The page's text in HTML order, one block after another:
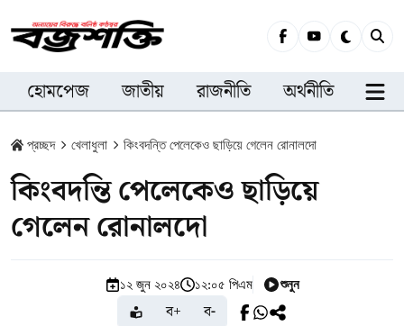
হোমপেজ জাতীয় রাজনীতি অর্থনীতি
প্রচ্ছদ খেলাধুলা কিংবদন্তি পেলেকেও ছাড়িয়ে গেলেন রোনালদো
কিংবদন্তি পেলেকেও ছাড়িয়ে
গেলেন রোনালদো
১২ জুন ২০২৪ ১২:০৫ পিএম শুনুন
ব+ ব-